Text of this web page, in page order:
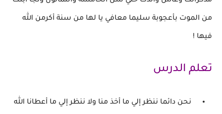
من الموت بأعجوبة سليما معافي يا لها من سنة أكرمن الله
فيها !
تعلم الدرس
نحن دائما ننظر إلي ما أخذ منا ولا ننظر إلي ما أعطانا الله